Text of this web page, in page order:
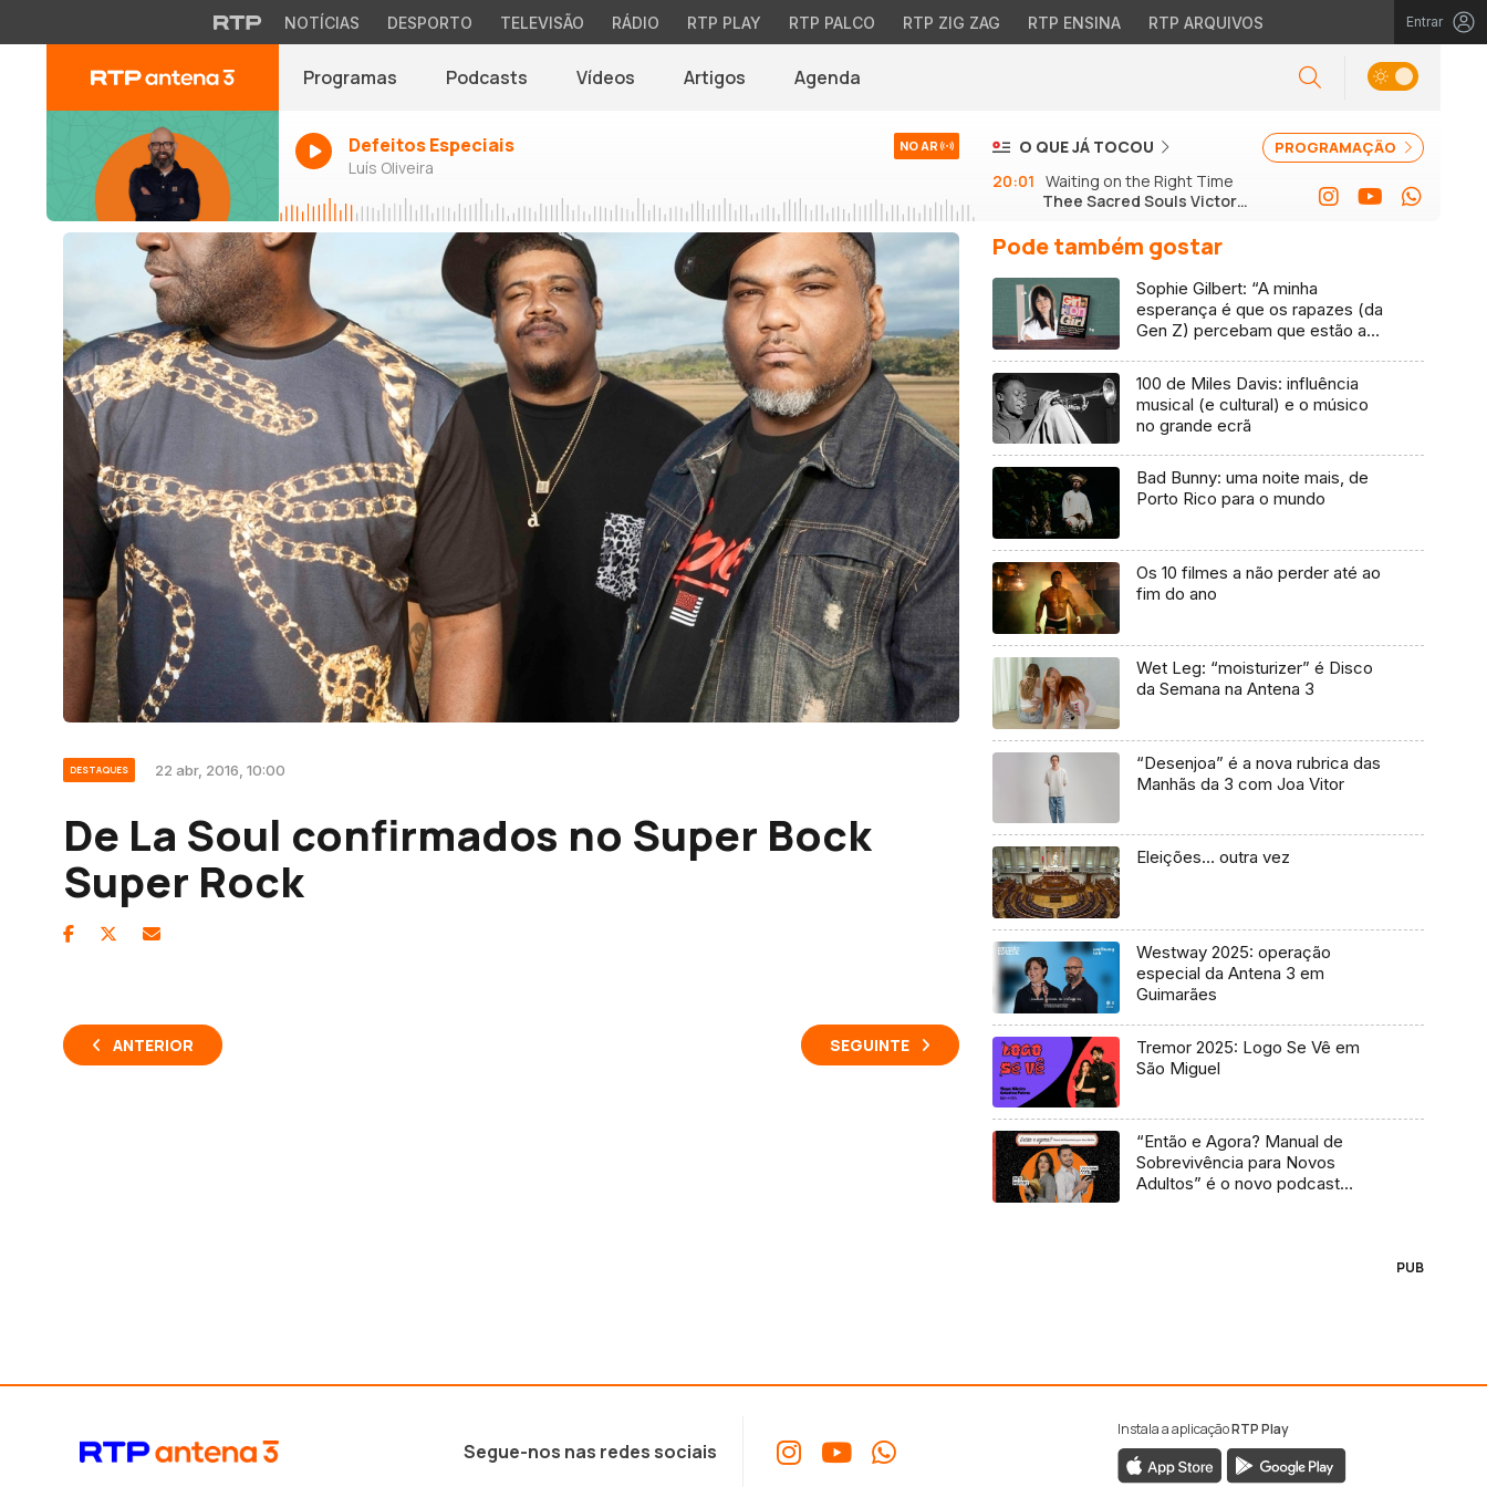
NOTÍCIAS DESPORTO TELEVISÃO RÁDIO RTP PLAY RTP PALCO RTP ZIG ZAG RTP ENSINA RTP ARQUIVOS Entrar
Programas Podcasts Vídeos Artigos Agenda
Defeitos Especiais
Luís Oliveira
NO AR PROGRAMAÇÃO
O QUE JÁ TOCOU
20:01 Waiting on the Right Time
Thee Sacred Souls Victor
DESTAQUES 22 abr, 2016, 10:00
De La Soul confirmados no Super Bock
Super Rock
ANTERIOR SEGUINTE
Pode também gostar
Sophie Gilbert: “A minha
esperança é que os rapazes (da
Gen Z) percebam que estão a
100 de Miles Davis: influência
musical (e cultural) e o músico
no grande ecrã
Bad Bunny: uma noite mais, de
Porto Rico para o mundo
Os 10 filmes a não perder até ao
fim do ano
Wet Leg: “moisturizer” é Disco
da Semana na Antena 3
“Desenjoa” é a nova rubrica das
Manhãs da 3 com Joa Vitor
Eleições… outra vez
Westway 2025: operação
especial da Antena 3 em
Guimarães
Tremor 2025: Logo Se Vê em
São Miguel
“Então e Agora? Manual de
Sobrevivência para Novos
Adultos” é o novo podcast
PUB
Segue-nos nas redes sociais
Instala a aplicaçãoRTP Play